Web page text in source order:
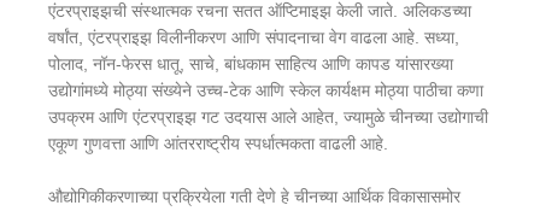
एंटरप्राइझची संस्थात्मक रचना सतत ऑप्टिमाइझ केली जाते. अलिकडच्या
वर्षांत, एंटरप्राइझ विलीनीकरण आणि संपादनाचा वेग वाढला आहे. सध्या,
पोलाद, नॉन-फेरस धातू, साचे, बांधकाम साहित्य आणि कापड यांसारख्या
उद्योगांमध्ये मोठ्या संख्येने उच्च-टेक आणि स्केल कार्यक्षम मोठ्या पाठीचा कणा
उपक्रम आणि एंटरप्राइझ गट उदयास आले आहेत, ज्यामुळे चीनच्या उद्योगाची
एकूण गुणवत्ता आणि आंतरराष्ट्रीय स्पर्धात्मकता वाढली आहे.
औद्योगिकीकरणाच्या प्रक्रियेला गती देणे हे चीनच्या आर्थिक विकासासमोर